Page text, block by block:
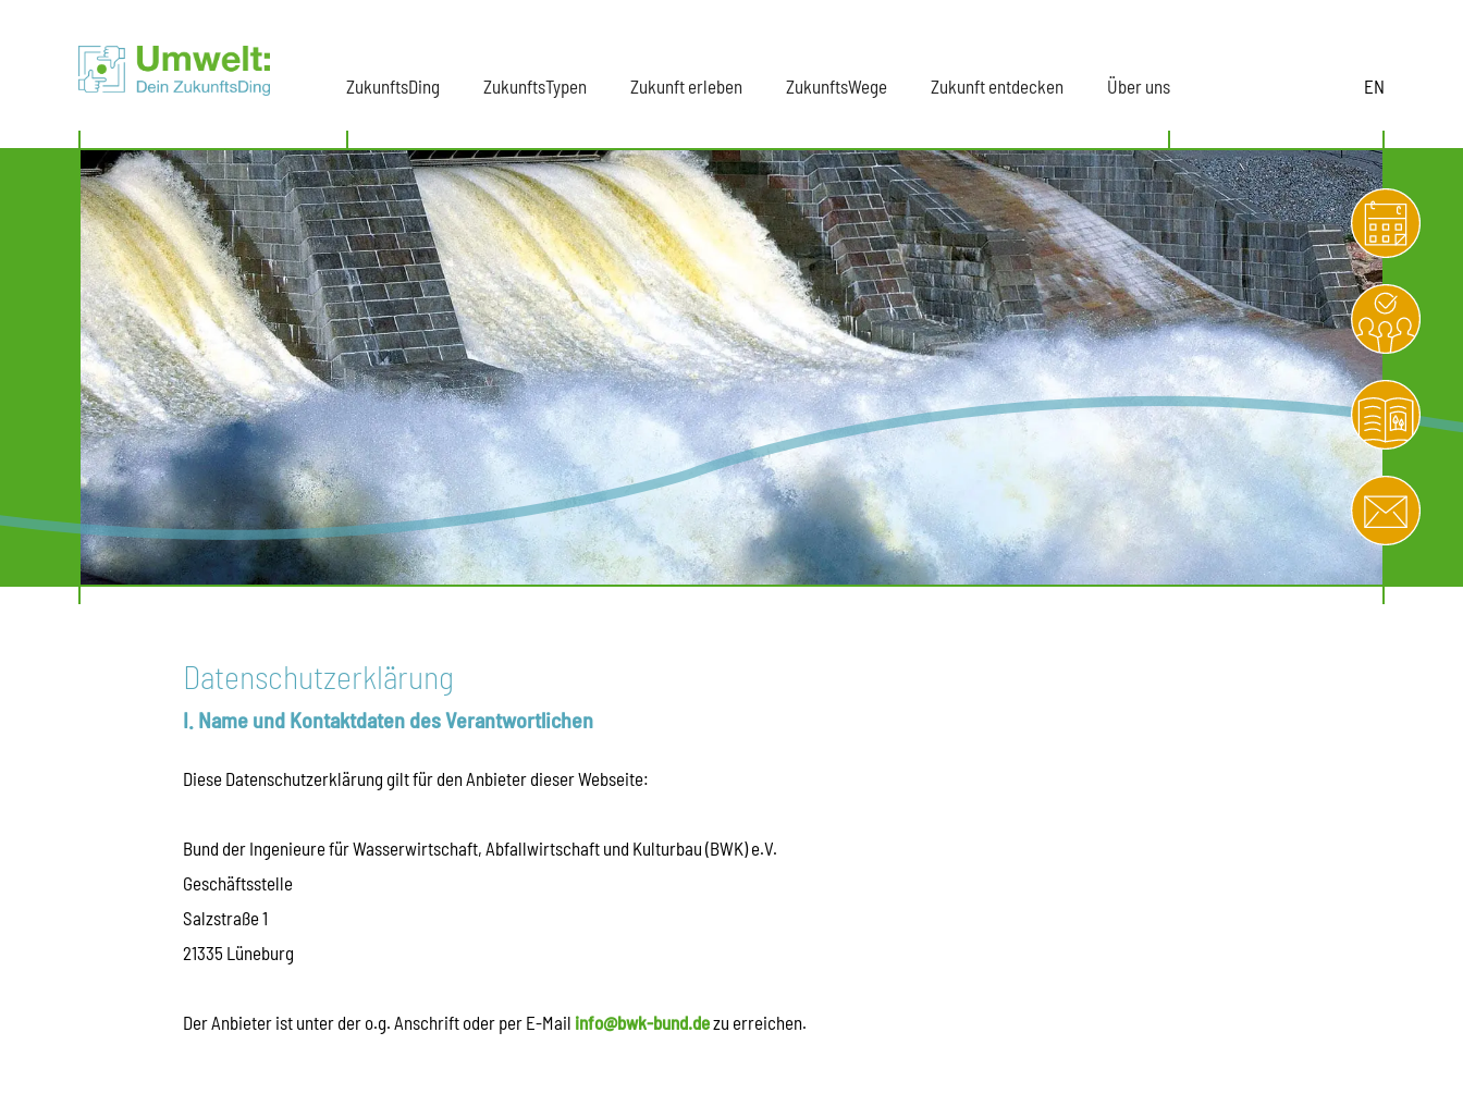
ZukunftsDing ZukunftsTypen Zukunft erleben ZukunftsWege Zukunft entdecken Über uns EN
Datenschutzerklärung
I. Name und Kontaktdaten des Verantwortlichen
Diese Datenschutzerklärung gilt für den Anbieter dieser Webseite:
Bund der Ingenieure für Wasserwirtschaft, Abfallwirtschaft und Kulturbau (BWK) e.V.
Geschäftsstelle
Salzstraße 1
21335 Lüneburg
Der Anbieter ist unter der o.g. Anschrift oder per E-Mail info@bwk-bund.dezu erreichen.